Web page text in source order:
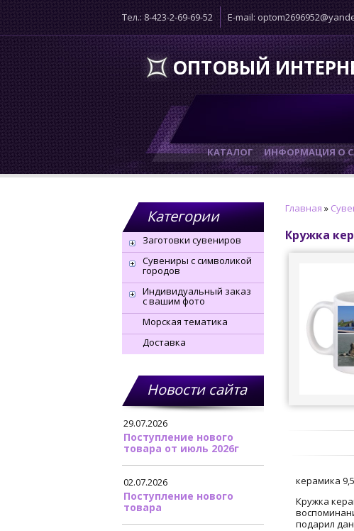
Тел.: 8-423-2-69-69-52 E-mail:
ОПТОВЫЙ
КАТАЛОГ ИНФОРМАЦИЯ О
Категории
Заготовки сувениров
Сувениры с символикой
городов
Индивидуальный заказ
с вашим фото
Морская тематика
Доставка
Новости сайта
29.07.2026
Поступление нового
товара от июль 2026г
02.07.2026
Поступление нового
товара
Главная »
Кружка
керамика
Кружка
подарил